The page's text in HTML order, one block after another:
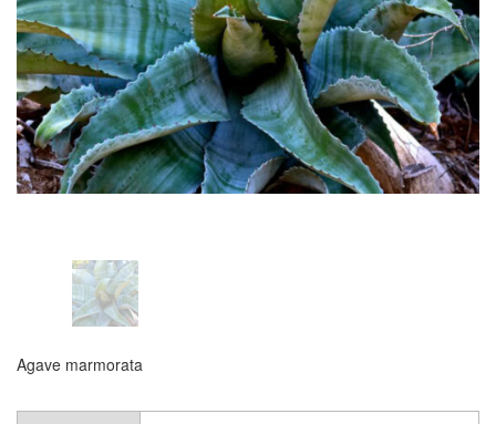
Agave marmorata
CATEGORY カテゴリー
ヤシの木｜PALM TREES
ソテツ＆コルジリネ｜CYCAS ＆
CORDYLINE
ユッカ＆ダシリリオン｜YUCCA ＆